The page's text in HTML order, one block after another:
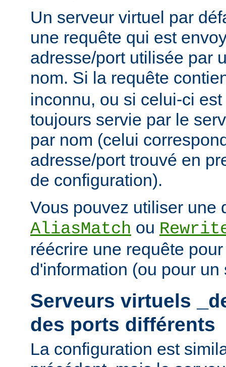
Un serveur virtuel par
une requête qui est
adresse/port utilisée par
nom. Si la requête
inconnu, ou si celui-ci
toujours servie par le
par nom (celui
adresse/port trouvé en
de configuration).
Vous pouvez utiliser une
AliasMatch ou
réécrire une requête
d'information (ou pour un
Serveurs virtuels
des ports différents
La configuration est